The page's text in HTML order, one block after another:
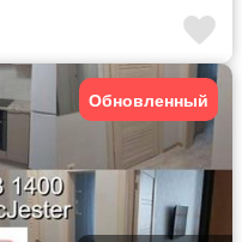
Обновленный